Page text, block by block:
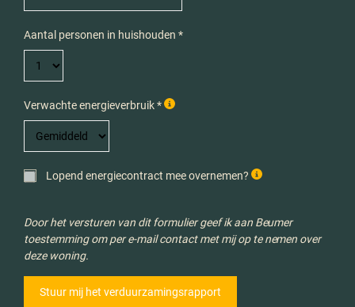
Aantal personen in huishouden *
Verwachte energieverbruik *
Lopend energiecontract mee overnemen?
Door het versturen van dit formulier geef ik aan Beumer
toestemming om per e-mail contact met mij op te nemen over
deze woning.